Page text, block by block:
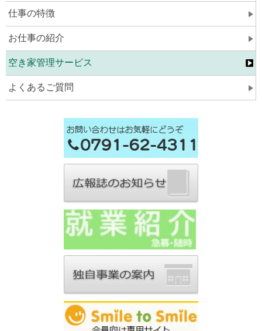
仕事の特徴
お仕事の紹介
空き家管理サービス
よくあるご質問